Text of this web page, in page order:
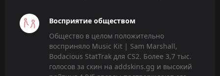
Восприятие обществом
Общество в целом положительно
восприняло Music Kit | Sam Marshall,
Bodacious StatTrak для CS2. Более 3,7 тыс.
голосов за скин на addskins.gg и высокий